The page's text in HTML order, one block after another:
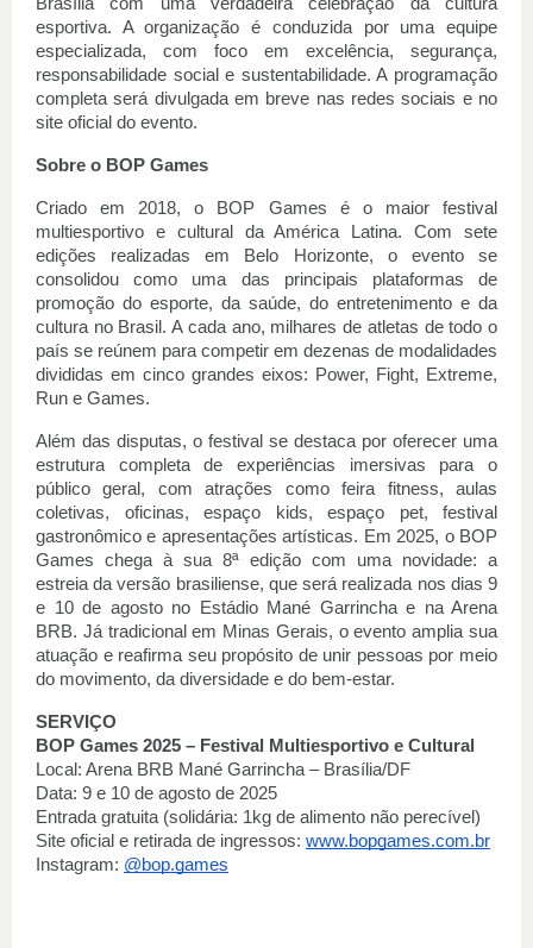
Brasília com uma verdadeira celebração da cultura
esportiva. A organização é conduzida por uma equipe
especializada, com foco em excelência, segurança,
responsabilidade social e sustentabilidade. A programação
completa será divulgada em breve nas redes sociais e no
site oficial do evento.
Sobre o BOP Games
Criado em 2018, o BOP Games é o maior festival
multiesportivo e cultural da América Latina. Com sete
edições realizadas em Belo Horizonte, o evento se
consolidou como uma das principais plataformas de
promoção do esporte, da saúde, do entretenimento e da
cultura no Brasil. A cada ano, milhares de atletas de todo o
país se reúnem para competir em dezenas de modalidades
divididas em cinco grandes eixos: Power, Fight, Extreme,
Run e Games.
Além das disputas, o festival se destaca por oferecer uma
estrutura completa de experiências imersivas para o
público geral, com atrações como feira fitness, aulas
coletivas, oficinas, espaço kids, espaço pet, festival
gastronômico e apresentações artísticas. Em 2025, o BOP
Games chega à sua 8ª edição com uma novidade: a
estreia da versão brasiliense, que será realizada nos dias 9
e 10 de agosto no Estádio Mané Garrincha e na Arena
BRB. Já tradicional em Minas Gerais, o evento amplia sua
atuação e reafirma seu propósito de unir pessoas por meio
do movimento, da diversidade e do bem-estar.
SERVIÇO
BOP Games 2025 – Festival Multiesportivo e Cultural
Local: Arena BRB Mané Garrincha – Brasília/DF
Data: 9 e 10 de agosto de 2025
Entrada gratuita (solidária: 1kg de alimento não perecível)
Site oficial e retirada de ingressos: www.bopgames.com.br
Instagram: @bop.games